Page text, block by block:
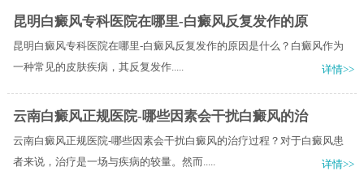
昆明白癜风专科医院在哪里-白癜风反复发作的原
昆明白癜风专科医院在哪里-白癜风反复发作的原因是什么？​白癜风作为
一种常见的皮肤疾病，其反复发作.....
详情>>
云南白癜风正规医院-哪些因素会干扰白癜风的治
云南白癜风正规医院-哪些因素会干扰白癜风的治疗过程？对于白癜风患
者来说，治疗是一场与疾病的较量。然而.....
详情>>